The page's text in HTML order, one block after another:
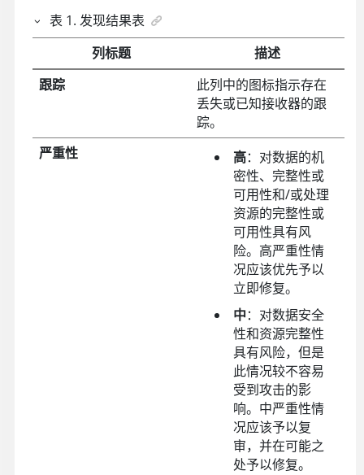
表 1.发现结果表
列标题
描述
跟踪
此列中的图标指示存在
丢失或已知接收器的跟
踪。
严重性
高：对数据的机
密性、完整性或
可用性和/或处理
资源的完整性或
可用性具有风
险。高严重性情
况应该优先予以
立即修复。
中：对数据安全
性和资源完整性
具有风险，但是
此情况较不容易
受到攻击的影
响。中严重性情
况应该予以复
审，并在可能之
处予以修复。